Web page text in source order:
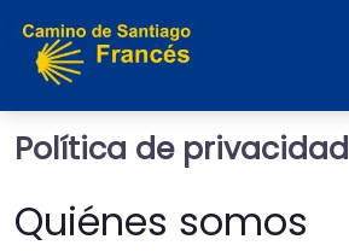
Política de privacidad
Quiénes somos